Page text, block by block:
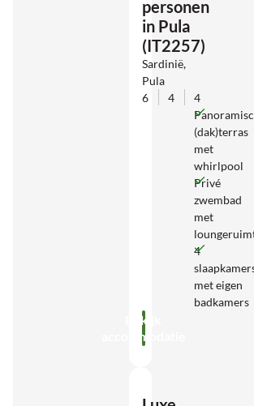
personen
in Pula
(IT2257)
Sardinië,
Pula
6
4
4
(dak)terras
met
whirlpool
Privé
zwembad
met
4
met eigen
badkamers
Bekijk
accommodatie